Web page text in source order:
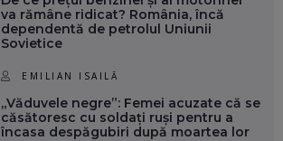
va rămâne ridicat? România, încă
dependentă de petrolul Uniunii
Sovietice
EMILIAN ISAILĂ
„Văduvele negre”: Femei acuzate că se
căsătoresc cu soldați ruși pentru a
încasa despăgubiri după moartea lor